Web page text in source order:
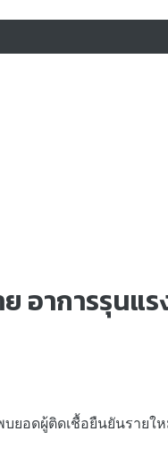
อาการรุนแร
ดผู้ติดเชื้อยืนยันรายให